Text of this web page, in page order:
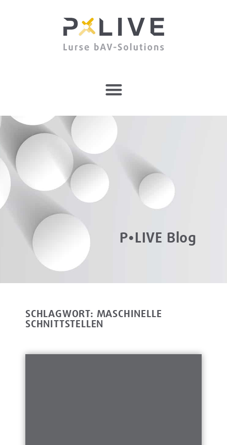
P•LIVE Blog
SCHLAGWORT: MASCHINELLE
SCHNITTSTELLEN